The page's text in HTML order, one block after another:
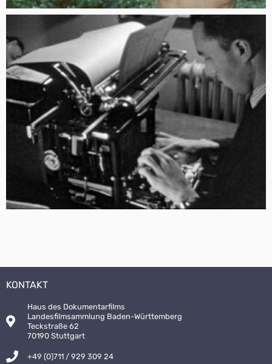
KONTAKT
Haus des Dokumentarfilms
Landesfilmsammlung Baden-Württemberg
Teckstraße 62
70190 Stuttgart
+49 (0)711 / 929 309 24